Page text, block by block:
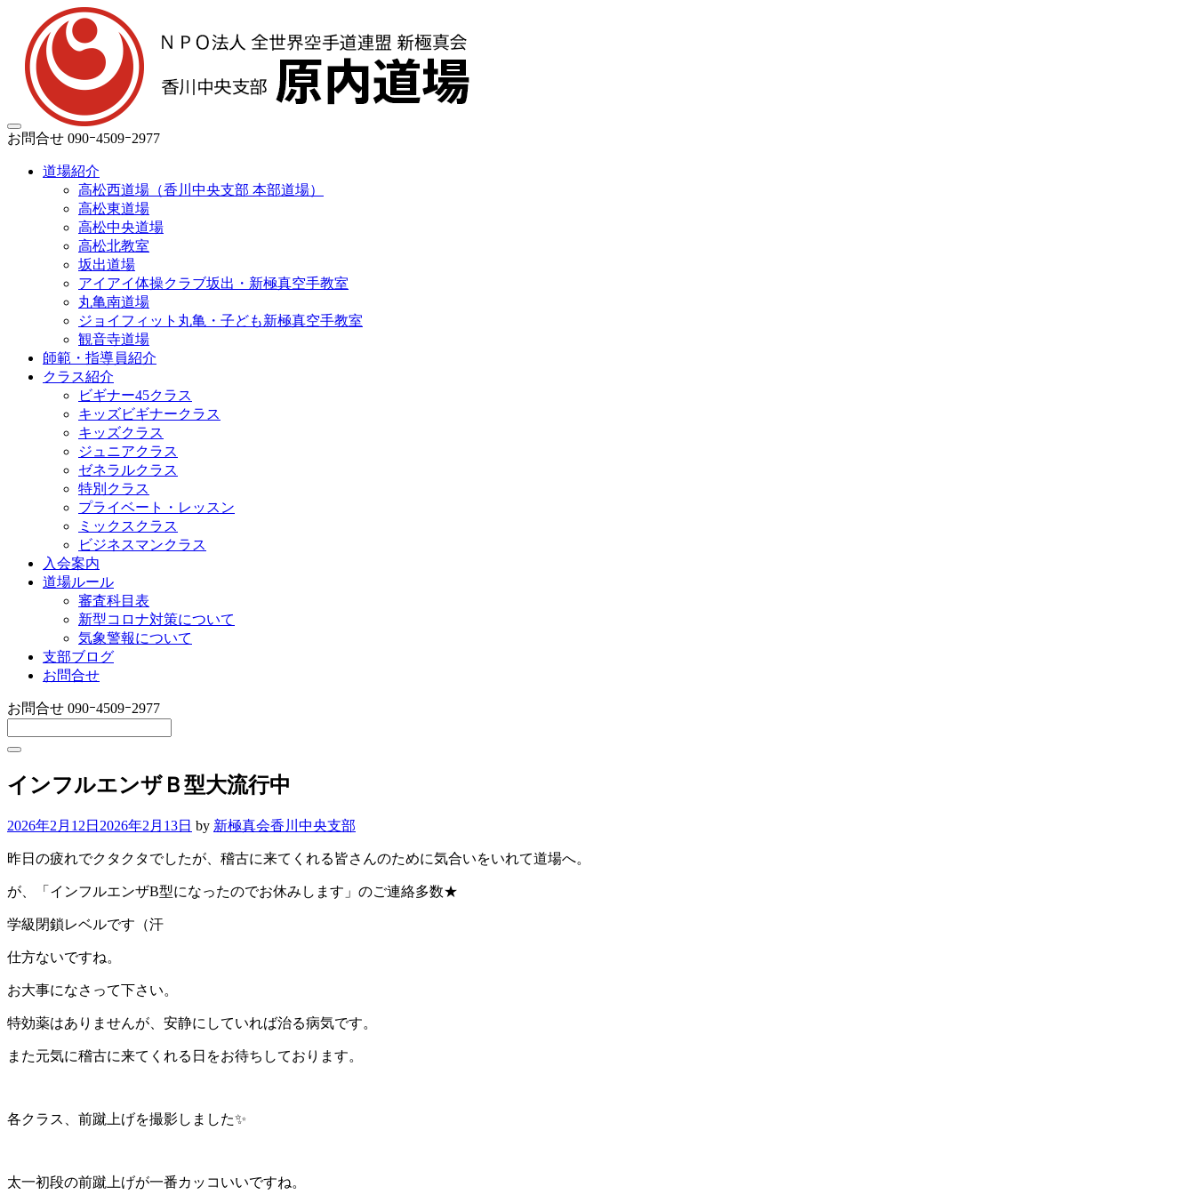
お問合せ 090ｰ4509ｰ2977
道場紹介
高松西道場（香川中央支部 本部道場）
高松東道場
高松中央道場
高松北教室
坂出道場
アイアイ体操クラブ坂出・新極真空手教室
丸亀南道場
ジョイフィット丸亀・子ども新極真空手教室
観音寺道場
師範・指導員紹介
クラス紹介
ビギナー45クラス
キッズビギナークラス
キッズクラス
ジュニアクラス
ゼネラルクラス
特別クラス
プライベート・レッスン
ミックスクラス
ビジネスマンクラス
入会案内
道場ルール
審査科目表
新型コロナ対策について
気象警報について
支部ブログ
お問合せ
お問合せ 090ｰ4509ｰ2977
インフルエンザＢ型大流行中
2026年2月12日 2026年2月13日 by 新極真会香川中央支部
昨日の疲れでクタクタでしたが、稽古に来てくれる皆さんのために気合いをいれて道場へ。
が、「インフルエンザB型になったのでお休みします」のご連絡多数★
学級閉鎖レベルです（汗
仕方ないですね。
お大事になさって下さい。
特効薬はありませんが、安静にしていれば治る病気です。
また元気に稽古に来てくれる日をお待ちしております。
各クラス、前蹴上げを撮影しました✨
太一初段の前蹴上げが一番カッコいいですね。